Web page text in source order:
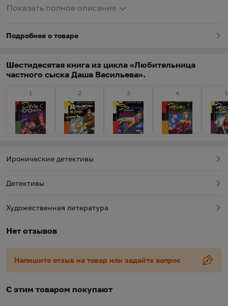
пропавшего, по необъяснимой причине изо всех
сил мешает Даше; в дом неожиданно принесли
отрубили ему топором голову... Но для
странного семейства.
Показать полное описание
Подробнее о товаре
Шестидесятая книга из цикла «Любительница
частного сыска Даша Васильева».
1 2 3 4 5
Иронические детективы
Детективы
Художественная литература
Нет отзывов
Напишите отзыв на товар или задайте вопрос
С этим товаром покупают